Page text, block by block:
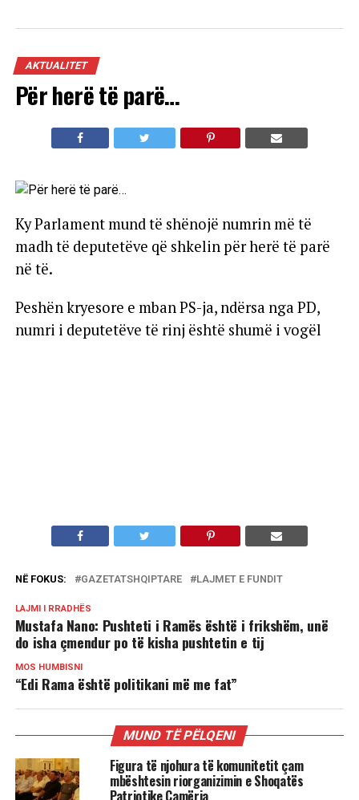
AKTUALITET
Për herë të parë…
Ky Parlament mund të shënojë numrin më të
madh të deputetëve që shkelin për herë të parë
në të.
Peshën kryesore e mban PS-ja, ndërsa nga PD,
numri i deputetëve të rinj është shumë i vogël
NË FOKUS: GAZETATSHQIPTARE LAJMET E FUNDIT
LAJMI I RRADHËS
Mustafa Nano: Pushteti i Ramës është i frikshëm, unë
do isha çmendur po të kisha pushtetin e tij
MOS HUMBISNI
“Edi Rama është politikani më me fat”
MUND TË PËLQENI
Figura të njohura të komunitetit çam
mbështesin riorganizimin e Shoqatës
Patriotike Çamëria